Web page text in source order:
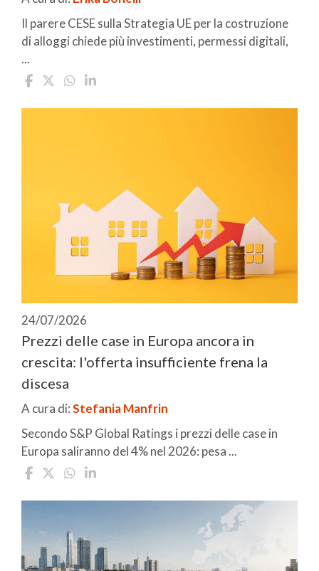
Il parere CESE sulla Strategia UE per la costruzione
di alloggi chiede più investimenti, permessi digitali,
...
24/07/2026
Prezzi delle case in Europa ancora in
crescita: l'offerta insufficiente frena la
discesa
A cura di:Stefania Manfrin
Secondo S&P Global Ratings i prezzi delle case in
Europa saliranno del 4% nel 2026: pesa ...